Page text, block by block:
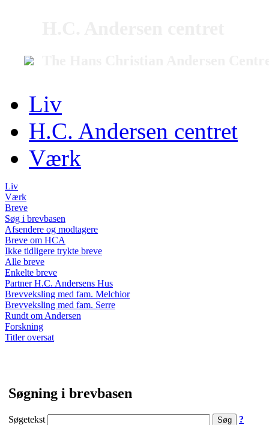
Liv
H.C. Andersen centret
Værk
Liv
Værk
Breve
Søg i brevbasen
Afsendere og modtagere
Breve om HCA
Ikke tidligere trykte breve
Alle breve
Enkelte breve
Partner H.C. Andersens Hus
Brevveksling med fam. Melchior
Brevveksling med fam. Serre
Rundt om Andersen
Forskning
Titler oversat
Søgning i brevbasen
Søgetekst ?